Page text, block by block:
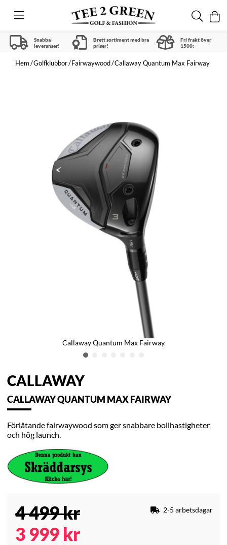
Snabba
leveranser!
Brett sortiment med bra
priser!
Fri frakt över
1500:-
Hem Golfklubbor Fairwaywood Callaway Quantum Max Fairway
Callaway Quantum Max Fairway
CALLAWAY
CALLAWAY QUANTUM MAX FAIRWAY
Förlåtande fairwaywood som ger snabbare bollhastigheter
och hög launch.
4 499kr
3 999 kr
2-5 arbetsdagar